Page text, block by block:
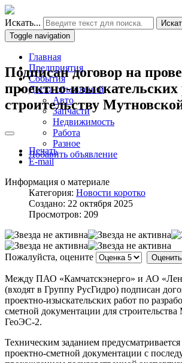
Искать...
Toggle navigation
Главная
Предприятия
События
Доска объявлений
Авто
Запчасти
Недвижимость
Работа
Разное
Добавить объявление
Подписан договор на
проектно-изыскательских
строительству
Печать
E-mail
Информация о материале
Категория: Новости коротко
Создано: 22 октября 2025
Просмотров: 209
Пожалуйста, оцените
Между ПАО «Камчатскэнерго» и АО
(входят в Группу РусГидро) подписан
проектно-изыскательских работ по
сметной документации для
ГеоЭС-2.
Техническим заданием предусматривается
проектно-сметной документации с